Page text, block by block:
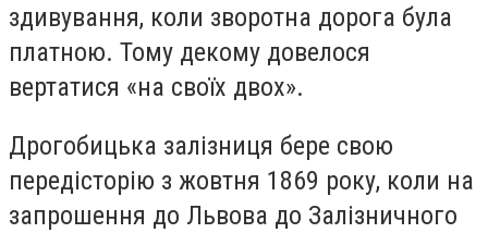
здивування, коли зворотна дорога була
платною. Тому декому довелося
вертатися «на своїх двох».
Дрогобицька залізниця бере свою
передісторію з жовтня 1869 року, коли на
запрошення до Львова до Залізничного